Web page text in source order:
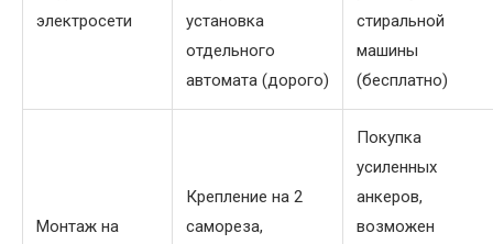
электросети
установка
отдельного
автомата (дорого)
стиральной
машины
(бесплатно)
Монтаж на
Крепление на 2
самореза,
Покупка
усиленных
анкеров,
возможен